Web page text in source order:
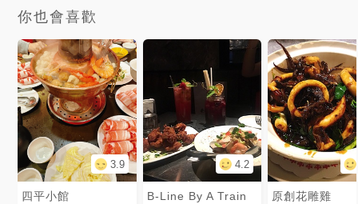
你也會喜歡
3.9
四平小館
4.2
B-Line By A Train 原創花雕雞